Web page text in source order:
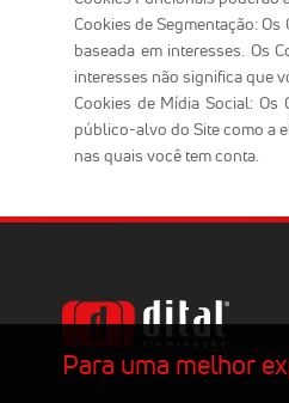
Cookies de Segmentação:
baseada em interesses. Os
interesses não significa que
Cookies de Mídia Social:
público-alvo do Site como a
nas quais você tem conta.
Para uma melhor